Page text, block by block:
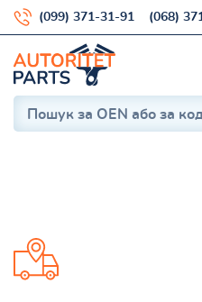
(099) 371-31-91 (068)